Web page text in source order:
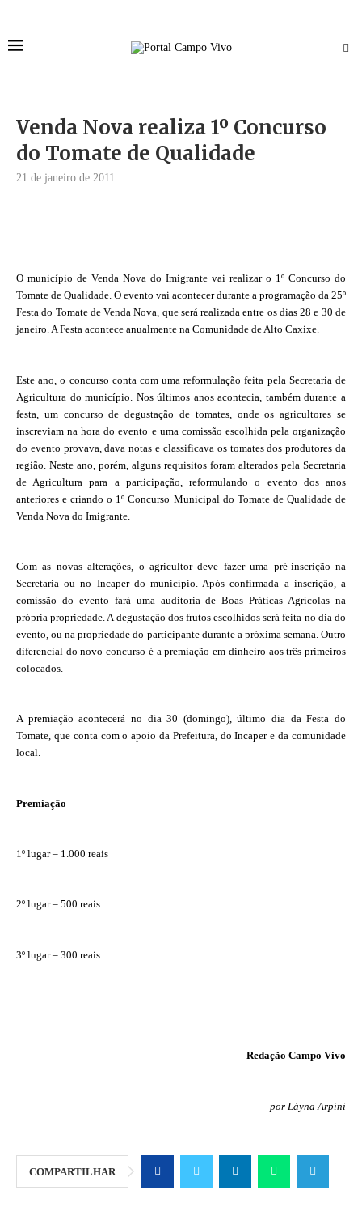
Venda Nova realiza 1º Concurso
do Tomate de Qualidade
21 de janeiro de 2011
O município de Venda Nova do Imigrante vai realizar o 1º Concurso do
Tomate de Qualidade. O evento vai acontecer durante a programação da 25º
Festa do Tomate de Venda Nova, que será realizada entre os dias 28 e 30 de
janeiro. A Festa acontece anualmente na Comunidade de Alto Caxixe.
Este ano, o concurso conta com uma reformulação feita pela Secretaria de
Agricultura do município. Nos últimos anos acontecia, também durante a
festa, um concurso de degustação de tomates, onde os agricultores se
inscreviam na hora do evento e uma comissão escolhida pela organização
do evento provava, dava notas e classificava os tomates dos produtores da
região. Neste ano, porém, alguns requisitos foram alterados pela Secretaria
de Agricultura para a participação, reformulando o evento dos anos
anteriores e criando o 1º Concurso Municipal do Tomate de Qualidade de
Venda Nova do Imigrante.
Com as novas alterações, o agricultor deve fazer uma pré-inscrição na
Secretaria ou no Incaper do município. Após confirmada a inscrição, a
comissão do evento fará uma auditoria de Boas Práticas Agrícolas na
própria propriedade. A degustação dos frutos escolhidos será feita no dia do
evento, ou na propriedade do participante durante a próxima semana. Outro
diferencial do novo concurso é a premiação em dinheiro aos três primeiros
colocados.
A premiação acontecerá no dia 30 (domingo), último dia da Festa do
Tomate, que conta com o apoio da Prefeitura, do Incaper e da comunidade
local.
Premiação
1º lugar – 1.000 reais
2º lugar – 500 reais
3º lugar – 300 reais
Redação Campo Vivo
por Láyna Arpini
COMPARTILHAR